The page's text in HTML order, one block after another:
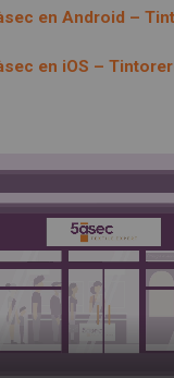
en Android –
en iOS –